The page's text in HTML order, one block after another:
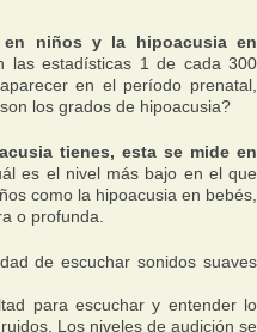
en niños y la hipoacusia en
las estadísticas 1 de cada 300
en el período prenatal,
los grados de hipoacusia?
tienes, esta se mide en
es el nivel más bajo en el que
como la hipoacusia en bebés,
o profunda.
de escuchar sonidos suaves
para escuchar y entender lo
Los niveles de audición se